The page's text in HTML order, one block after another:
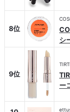
8位
シ
9位
ー